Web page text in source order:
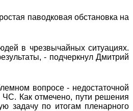
паводковая обстановка на
в чрезвычайных ситуациях.
- подчеркнул Дмитрий
вопросе - недостаточной
Как отмечено, пути решения
задачу по итогам пленарного